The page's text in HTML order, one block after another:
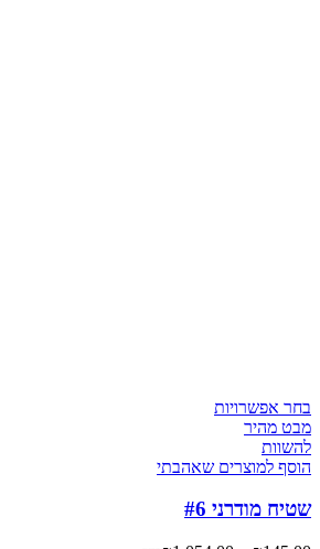
בחר אפשרויות
מבט מהיר
להשוות
הוסף למוצרים שאהבתי
שטיח מודרני #6